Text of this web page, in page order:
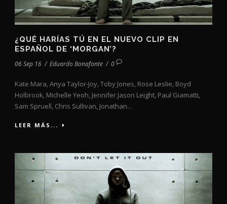
¿QUÉ HARÍAS TÚ EN EL NUEVO CLIP EN
ESPAÑOL DE ‘MORGAN’?
06 Sep 16 / Eduardo Bonafonte / 0
Kate Mara, Anya Taylor-Joy, Toby Jones, Rose Leslie, Boyd
Holbrook, Michelle Yeoh, Jennifer Jason Leight, Paul Giamatti,
Sam Spruell, Chris Sullivan, Jonathan...
LEER MÁS...